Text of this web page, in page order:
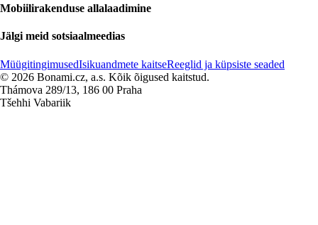
Mobiilirakenduse allalaadimine
Jälgi meid sotsiaalmeedias
MüügitingimusedIsikuandmete kaitseReeglid ja küpsiste seaded
© 2026 Bonami.cz, a.s. Kõik õigused kaitstud.
Thámova 289/13, 186 00 Praha
Tšehhi Vabariik